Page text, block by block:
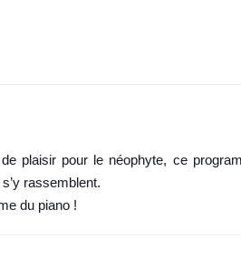
plaisir pour le néophyte, ce
rassemblent.
du piano !